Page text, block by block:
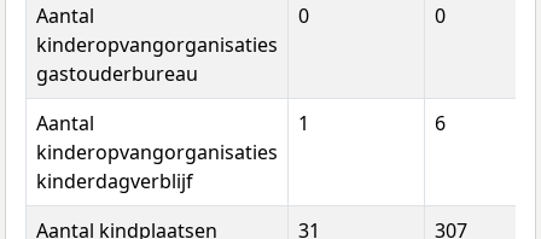
Aantal
kinderopvangorganisaties
gastouderbureau
0 0
Aantal
kinderopvangorganisaties
kinderdagverblijf
1 6
Aantal kindplaatsen
31 307